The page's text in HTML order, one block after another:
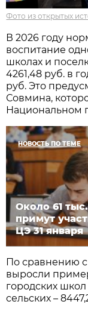
Фото из открытых
В 2026 году
воспитание
школах и
4261,48 руб. в
руб. Это
Совмина,
Национальном
НОВОСТЬ ПО ТЕМЕ
Около 61
примут
ЦЭ 31 января
По сравнению
выросли
городских школ
сельских –